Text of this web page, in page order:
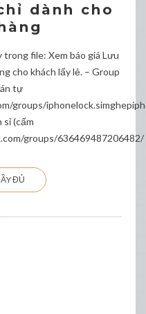
dành cho
file: Xem báo giá Lưu
khách lấy lẻ. – Group
tự
groups/
(cấm
groups/636469487206482/
ĐỦ